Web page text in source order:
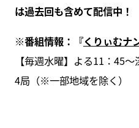
は過去回も含めて配信中！
※番組情報：『くりぃむナ
【毎週水曜】よる11：45
4局（※一部地域を除く）